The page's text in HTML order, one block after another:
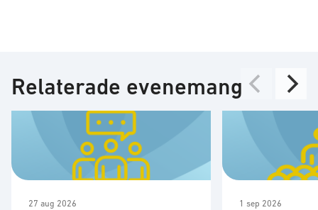
Relaterade evenemang
27 aug 2026 1 sep 2026